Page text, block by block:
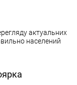
актуальних
населений